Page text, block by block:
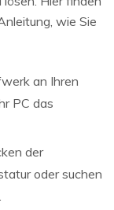
wie Sie
an Ihren
PC das
der
oder suchen